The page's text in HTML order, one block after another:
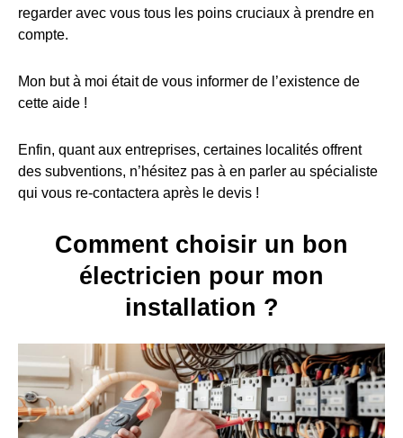
regarder avec vous tous les poins cruciaux à prendre en
compte.
Mon but à moi était de vous informer de l’existence de
cette aide !
Enfin, quant aux entreprises, certaines localités offrent
des subventions, n’hésitez pas à en parler au spécialiste
qui vous re-contactera après le devis !
Comment choisir un bon
électricien pour mon
installation ?